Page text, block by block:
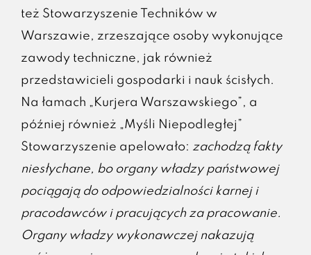
też Stowarzyszenie Techników w
Warszawie, zrzeszające osoby wykonujące
zawody techniczne, jak również
przedstawicieli gospodarki i nauk ścisłych.
Na łamach „Kurjera Warszawskiego”, a
później również „Myśli Niepodległej”
Stowarzyszenie apelowało: zachodzą fakty
niesłychane, bo organy władzy państwowej
pociągają do odpowiedzialności karnej i
pracodawców i pracujących za pracowanie.
Organy władzy wykonawczej nakazują